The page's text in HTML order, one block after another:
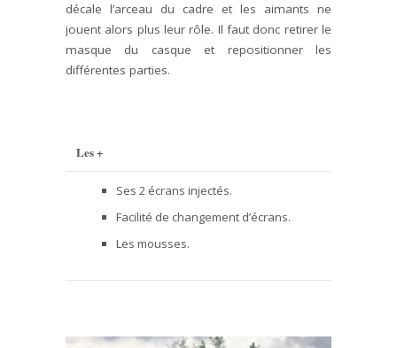
décale l’arceau du cadre et les aimants ne
jouent alors plus leur rôle. Il faut donc retirer le
masque du casque et repositionner les
différentes parties.
Les +
Ses 2 écrans injectés.
Facilité de changement d’écrans.
Les mousses.